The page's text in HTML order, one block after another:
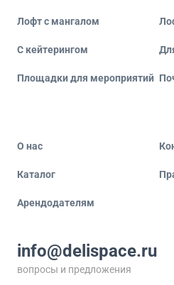
Лофт с мангалом
С кейтерингом
Площадки для мероприятий
О нас
Каталог
Арендодателям
info@delispace.ru
вопросы и предложения